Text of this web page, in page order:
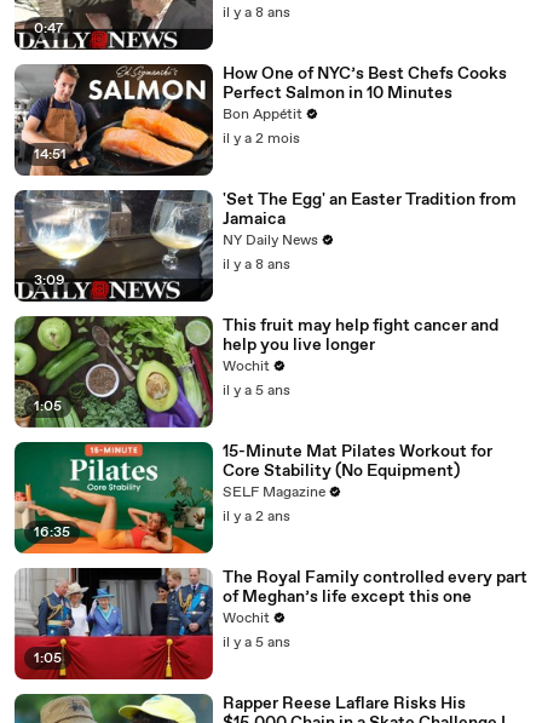
0:47
il y a 8 ans
14:51
How One of NYC’s Best Chefs Cooks
Perfect Salmon in 10 Minutes
Bon Appétit
il y a 2 mois
3:09
'Set The Egg' an Easter Tradition from
Jamaica
NY Daily News
il y a 8 ans
1:05
This fruit may help fight cancer and
help you live longer
Wochit
il y a 5 ans
16:35
15-Minute Mat Pilates Workout for
Core Stability (No Equipment)
SELF Magazine
il y a 2 ans
1:05
The Royal Family controlled every part
of Meghan’s life except this one
Wochit
il y a 5 ans
Rapper Reese Laflare Risks His